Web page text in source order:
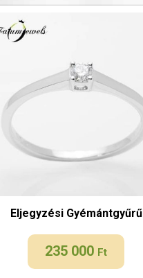
Eljegyzési Gyémántgyűrű
235 000 Ft